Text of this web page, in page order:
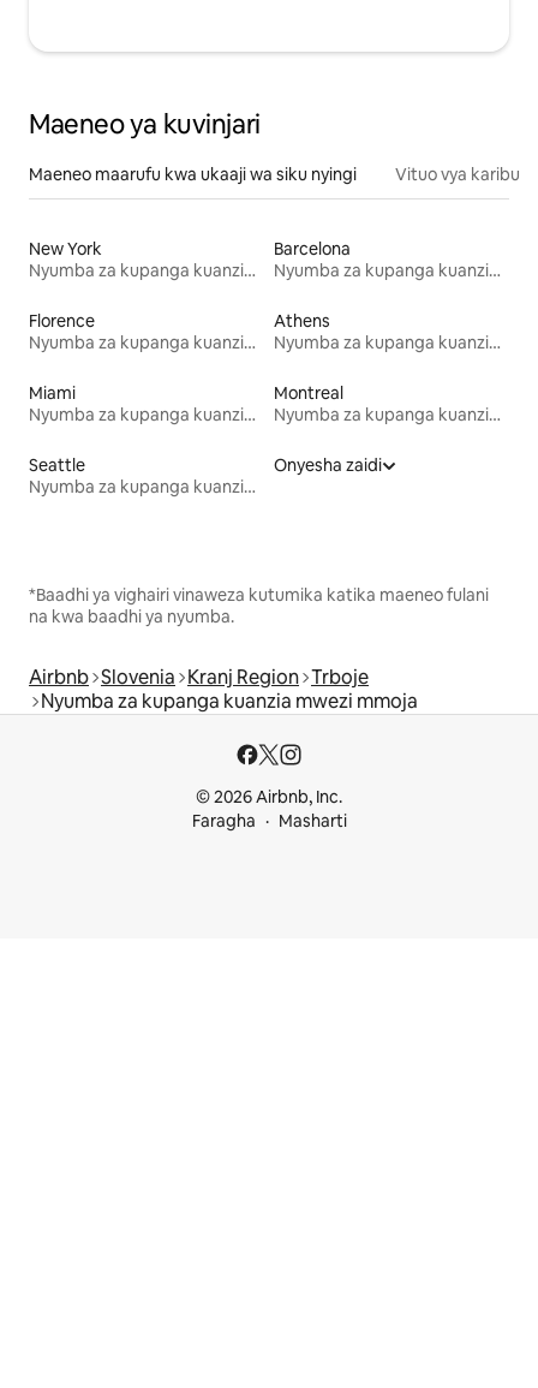
Maeneo ya kuvinjari
Maeneo maarufu kwa ukaaji wa siku nyingi Vituo vya karibu
New York
Nyumba za kupanga kuanzia mwezi mmoja
Barcelona
Nyumba za kupanga kuanzia mwezi mmoja
Florence
Nyumba za kupanga kuanzia mwezi mmoja
Athens
Nyumba za kupanga kuanzia mwezi mmoja
Miami
Nyumba za kupanga kuanzia mwezi mmoja
Montreal
Nyumba za kupanga kuanzia mwezi mmoja
Seattle
Nyumba za kupanga kuanzia mwezi mmoja
Onyesha zaidi
*Baadhi ya vighairi vinaweza kutumika katika maeneo fulani
na kwa baadhi ya nyumba.
Airbnb Slovenia Kranj Region Trboje
Nyumba za kupanga kuanzia mwezi mmoja
© 2026 Airbnb, Inc.
Faragha
Masharti